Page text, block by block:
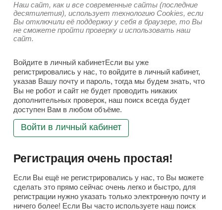
Наш сайт, как и все современные сайты (последние
десятилетия), использует технологию Cookies, если
Вы отключили её поддержку у себя в браузере, то Вы
не сможете пройти проверку и использовать наш
сайт.
Войдите в личный кабинетЕсли вы уже
регистрировались у нас, то войдите в личный кабинет,
указав Вашу почту и пароль, тогда мы будем знать, что
Вы не робот и сайт не будет проводить никаких
дополнительных проверок, наш поиск всегда будет
доступен Вам в любом объёме.
Войти в личный кабинет
Регистрация очень простая!
Если Вы ещё не регистрировались у нас, то Вы можете
сделать это прямо сейчас очень легко и быстро, для
регистрации нужно указать только электронную почту и
ничего более! Если Вы часто используете наш поиск